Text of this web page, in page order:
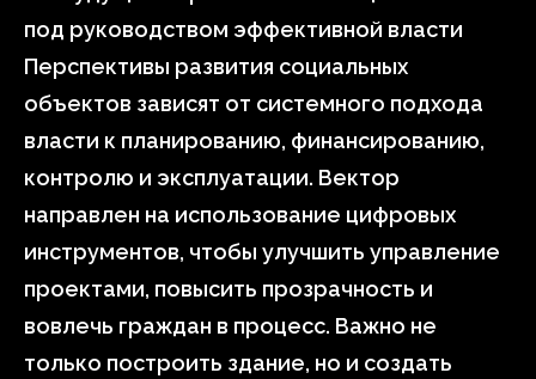
под руководством эффективной власти
Перспективы развития социальных
объектов зависят от системного подхода
власти к планированию, финансированию,
контролю и эксплуатации. Вектор
направлен на использование цифровых
инструментов, чтобы улучшить управление
проектами, повысить прозрачность и
вовлечь граждан в процесс. Важно не
только построить здание, но и создать